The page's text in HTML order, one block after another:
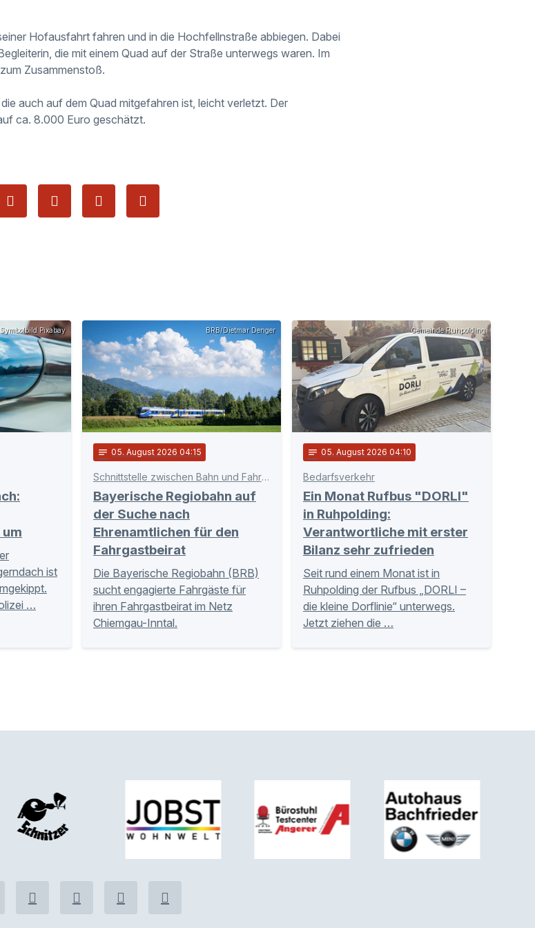
Hofausfahrt fahren und in die Hochfellnstraße abbiegen. Dabei
die mit einem Quad auf der Straße unterwegs waren. Im
Zusammenstoß.
auch auf dem Quad mitgefahren ist, leicht verletzt. Der
ca. 8.000 Euro geschätzt.
Symbolbild Pixabay
ist
…
BRB/Dietmar Denger
notes 05. August 2026 04:15
Schnittstelle zwischen Bahn und Fahrgästen
Bayerische Regiobahn auf
der Suche nach
Ehrenamtlichen für den
Fahrgastbeirat
Die Bayerische Regiobahn (BRB)
sucht engagierte Fahrgäste für
ihren Fahrgastbeirat im Netz
Chiemgau-Inntal.
Gemeinde Ruhpolding
notes 05. August 2026 04:10
Bedarfsverkehr
Ein Monat Rufbus "DORLI"
in Ruhpolding:
Verantwortliche mit erster
Bilanz sehr zufrieden
Seit rund einem Monat ist in
Ruhpolding der Rufbus „DORLI –
die kleine Dorflinie“ unterwegs.
Jetzt ziehen die …